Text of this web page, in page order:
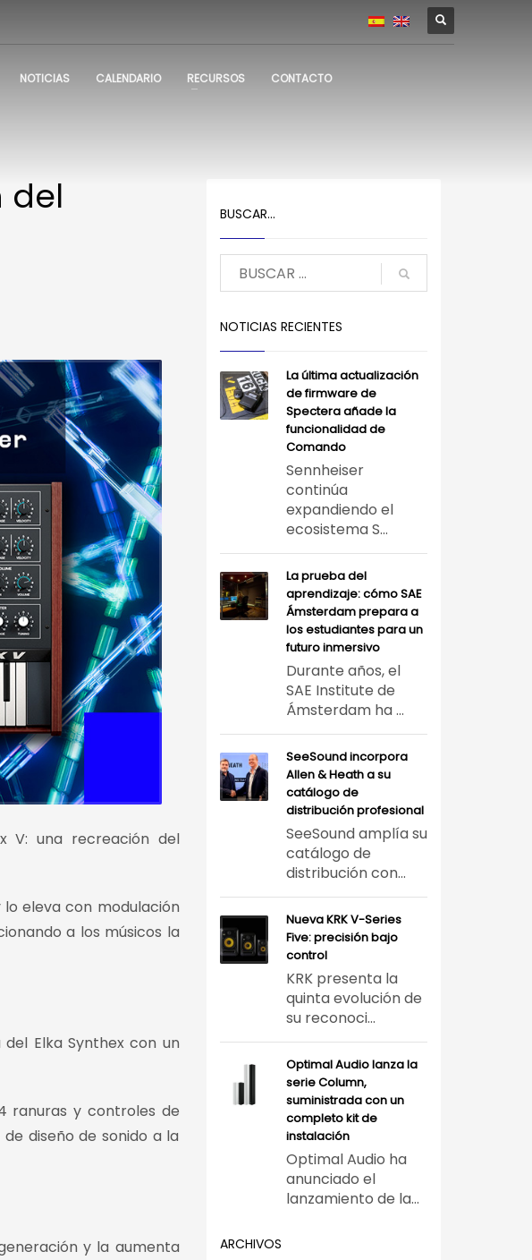
NOTICIAS CALENDARIO RECURSOS CONTACTO
del
V: una recreación del
eleva con modulación
a los músicos la
Elka Synthex con un
ranuras y controles de
diseño de sonido a la
y la aumenta
BUSCAR…
NOTICIAS RECIENTES
La última actualización
de firmware de
Spectera añade la
funcionalidad de
Comando
Sennheiser
continúa
expandiendo el
ecosistema S...
La prueba del
aprendizaje: cómo SAE
Ámsterdam prepara a
los estudiantes para un
futuro inmersivo
Durante años, el
SAE Institute de
Ámsterdam ha ...
SeeSound incorpora
Allen & Heath a su
catálogo de
distribución profesional
SeeSound amplía su
catálogo de
distribución con...
Nueva KRK V-Series
Five: precisión bajo
control
KRK presenta la
quinta evolución de
su reconoci...
Optimal Audio lanza la
serie Column,
suministrada con un
completo kit de
instalación
Optimal Audio ha
anunciado el
lanzamiento de la...
ARCHIVOS